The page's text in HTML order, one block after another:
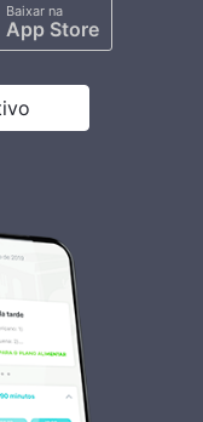
Baixar na
App Store